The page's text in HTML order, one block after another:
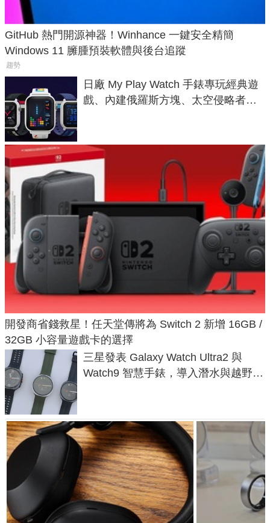
GitHub 熱門開源神器！Winhance 一鍵安全精簡
Windows 11 臃腫預裝軟體與後台追蹤
趨勢
日廠 My Play Watch 手錶專玩經典遊
戲、內建俄羅斯方塊、太空侵略者，
開發商省錢救星！任天堂傳將為 Switch 2 新增 16GB /
32GB 小容量遊戲卡的選擇
三星發表 Galaxy Watch Ultra2 與
Watch9 智慧手錶，導入潛水與越野跑